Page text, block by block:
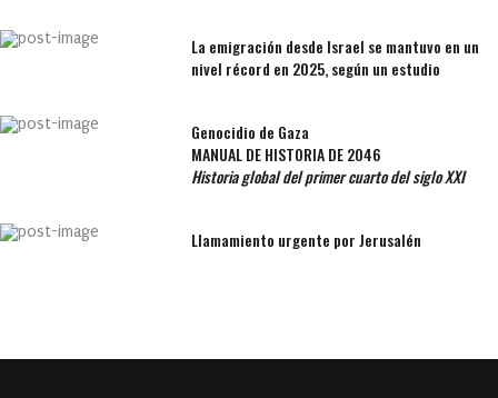
La emigración desde Israel se mantuvo en un
nivel récord en 2025, según un estudio
Genocidio de Gaza
MANUAL DE HISTORIA DE 2046
Historia global del primer cuarto del siglo XXI
Llamamiento urgente por Jerusalén